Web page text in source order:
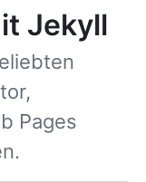
Jekyll
Pages